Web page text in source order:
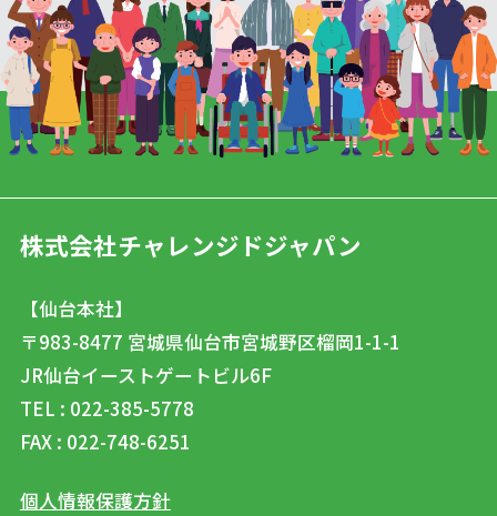
株式会社チャレンジドジャパン
【仙台本社】
〒983-8477 宮城県仙台市宮城野区榴岡1-1-1
JR仙台イーストゲートビル6F
TEL : 022-385-5778
FAX : 022-748-6251
個人情報保護方針